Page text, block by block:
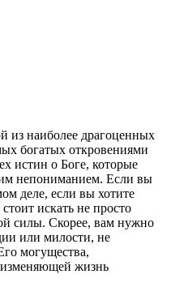
из наиболее драгоценных
богатых откровениями
истин о Боге, которые
непониманием. Если вы
деле, если вы хотите
искать не просто
силы. Скорее, вам нужно
или милости, не
могущества,
изменяющей жизнь